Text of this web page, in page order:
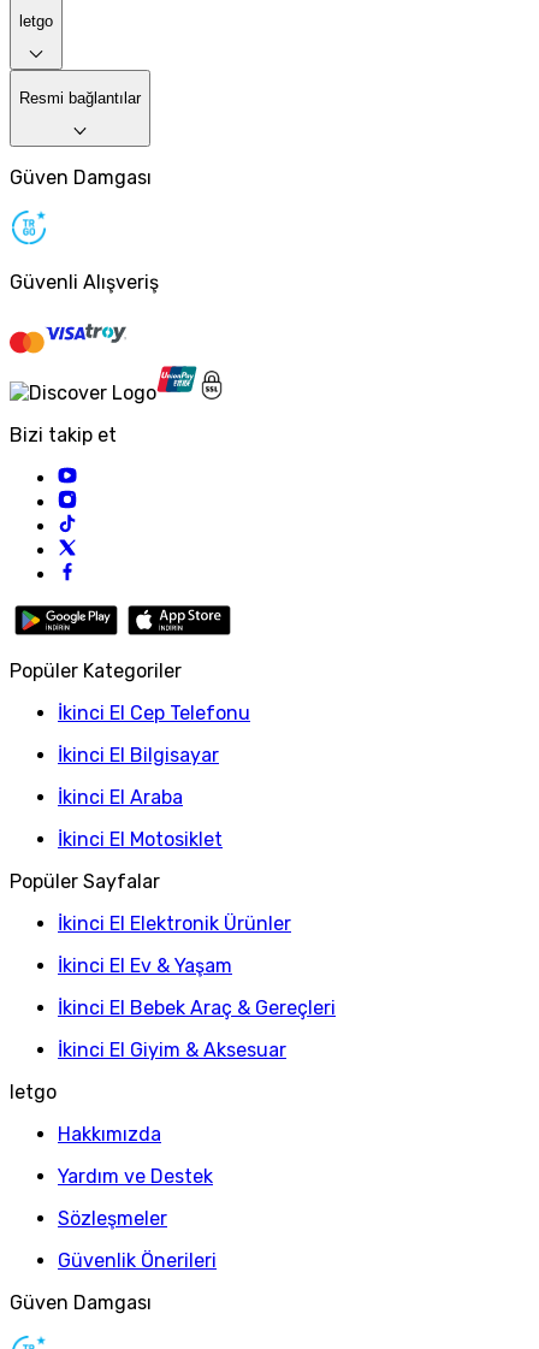
letgo
Resmi bağlantılar
Güven Damgası
Güvenli Alışveriş
Bizi takip et
Popüler Kategoriler
İkinci El Cep Telefonu
İkinci El Bilgisayar
İkinci El Araba
İkinci El Motosiklet
Popüler Sayfalar
İkinci El Elektronik Ürünler
İkinci El Ev & Yaşam
İkinci El Bebek Araç & Gereçleri
İkinci El Giyim & Aksesuar
letgo
Hakkımızda
Yardım ve Destek
Sözleşmeler
Güvenlik Önerileri
Güven Damgası